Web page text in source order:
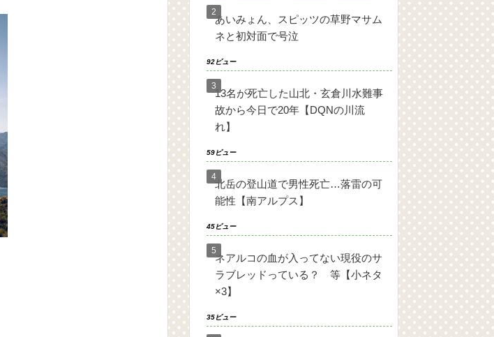
あいみょん、スピッツの草野マサム
ネと初対面で号泣
92ビュー
13名が死亡した山北・玄倉川水難事
故から今日で20年【DQNの川流
れ】
59ビュー
北岳の登山道で男性死亡…落雷の可
能性【南アルプス】
45ビュー
ネアルコの血が入ってない現役のサ
ラブレッドっている？ 等【小ネタ
×3】
35ビュー